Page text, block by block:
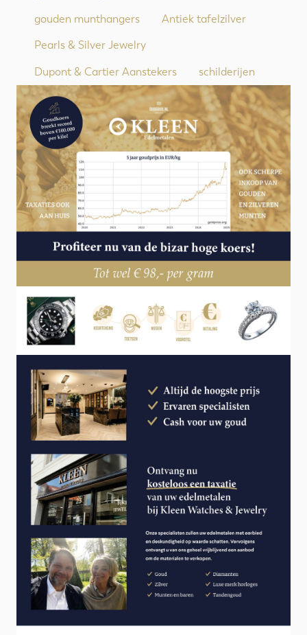
gouden munthangers Antiek tafelzilver
Pearls & Silver Jewelry
Dupont & Cartier Aanstekers schilderijen